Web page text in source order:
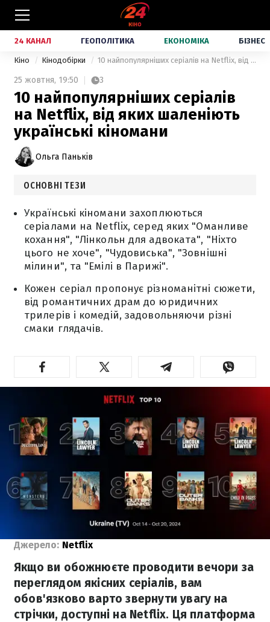
24 КАНАЛ ГЕОПОЛІТИКА ЕКОНОМІКА БІЗНЕС
Кіно Кінодобірки 10 найпопулярніших серіалів на Netflix, від яких шаленіють українські кіномани
25 жовтня, 19:50 3
10 найпопулярніших серіалів
на Netflix, від яких шаленіють
українські кіномани
Ольга Паньків
ОСНОВНІ ТЕЗИ
Українські кіномани захоплюються
серіалами на Netflix, серед яких "Оманливе
кохання", "Лінкольн для адвоката", "Ніхто
цього не хоче", "Чудовиська", "Зовнішні
мілини", та "Емілі в Парижі".
Кожен серіал пропонує різноманітні сюжети,
від романтичних драм до юридичних
трилерів і комедій, задовольняючи різні
смаки глядачів.
Джерело: Netflix
Якщо ви обожнюєте проводити вечори за
переглядом якісних серіалів, вам
обов'язково варто звернути увагу на
стрічки, доступні на Netflix. Ця платформа